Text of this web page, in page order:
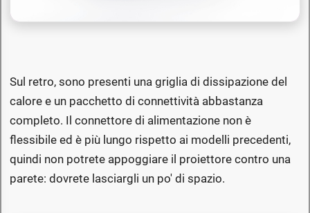
Sul retro, sono presenti una griglia di dissipazione del
calore e un pacchetto di connettività abbastanza
completo. Il connettore di alimentazione non è
flessibile ed è più lungo rispetto ai modelli precedenti,
quindi non potrete appoggiare il proiettore contro una
parete: dovrete lasciargli un po' di spazio.